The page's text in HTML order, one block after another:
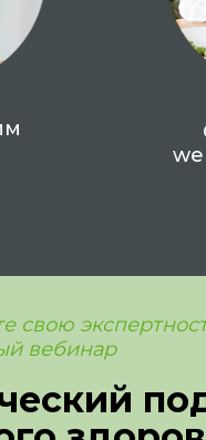
свою
вебинар